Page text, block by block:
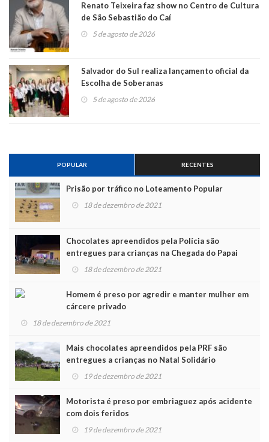
Renato Teixeira faz show no Centro de Cultura
de São Sebastião do Caí
5 de agosto de 2026
Salvador do Sul realiza lançamento oficial da
Escolha de Soberanas
5 de agosto de 2026
POPULAR RECENTES
Prisão por tráfico no Loteamento Popular
18 de dezembro de 2021
Chocolates apreendidos pela Polícia são
entregues para crianças na Chegada do Papai
Noel
18 de dezembro de 2021
Homem é preso por agredir e manter mulher em
cárcere privado
18 de dezembro de 2021
Mais chocolates apreendidos pela PRF são
entregues a crianças no Natal Solidário
19 de dezembro de 2021
Motorista é preso por embriaguez após acidente
com dois feridos
19 de dezembro de 2021